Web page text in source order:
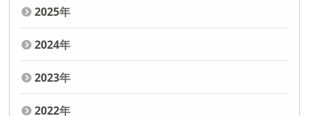
2025年
2024年
2023年
2022年